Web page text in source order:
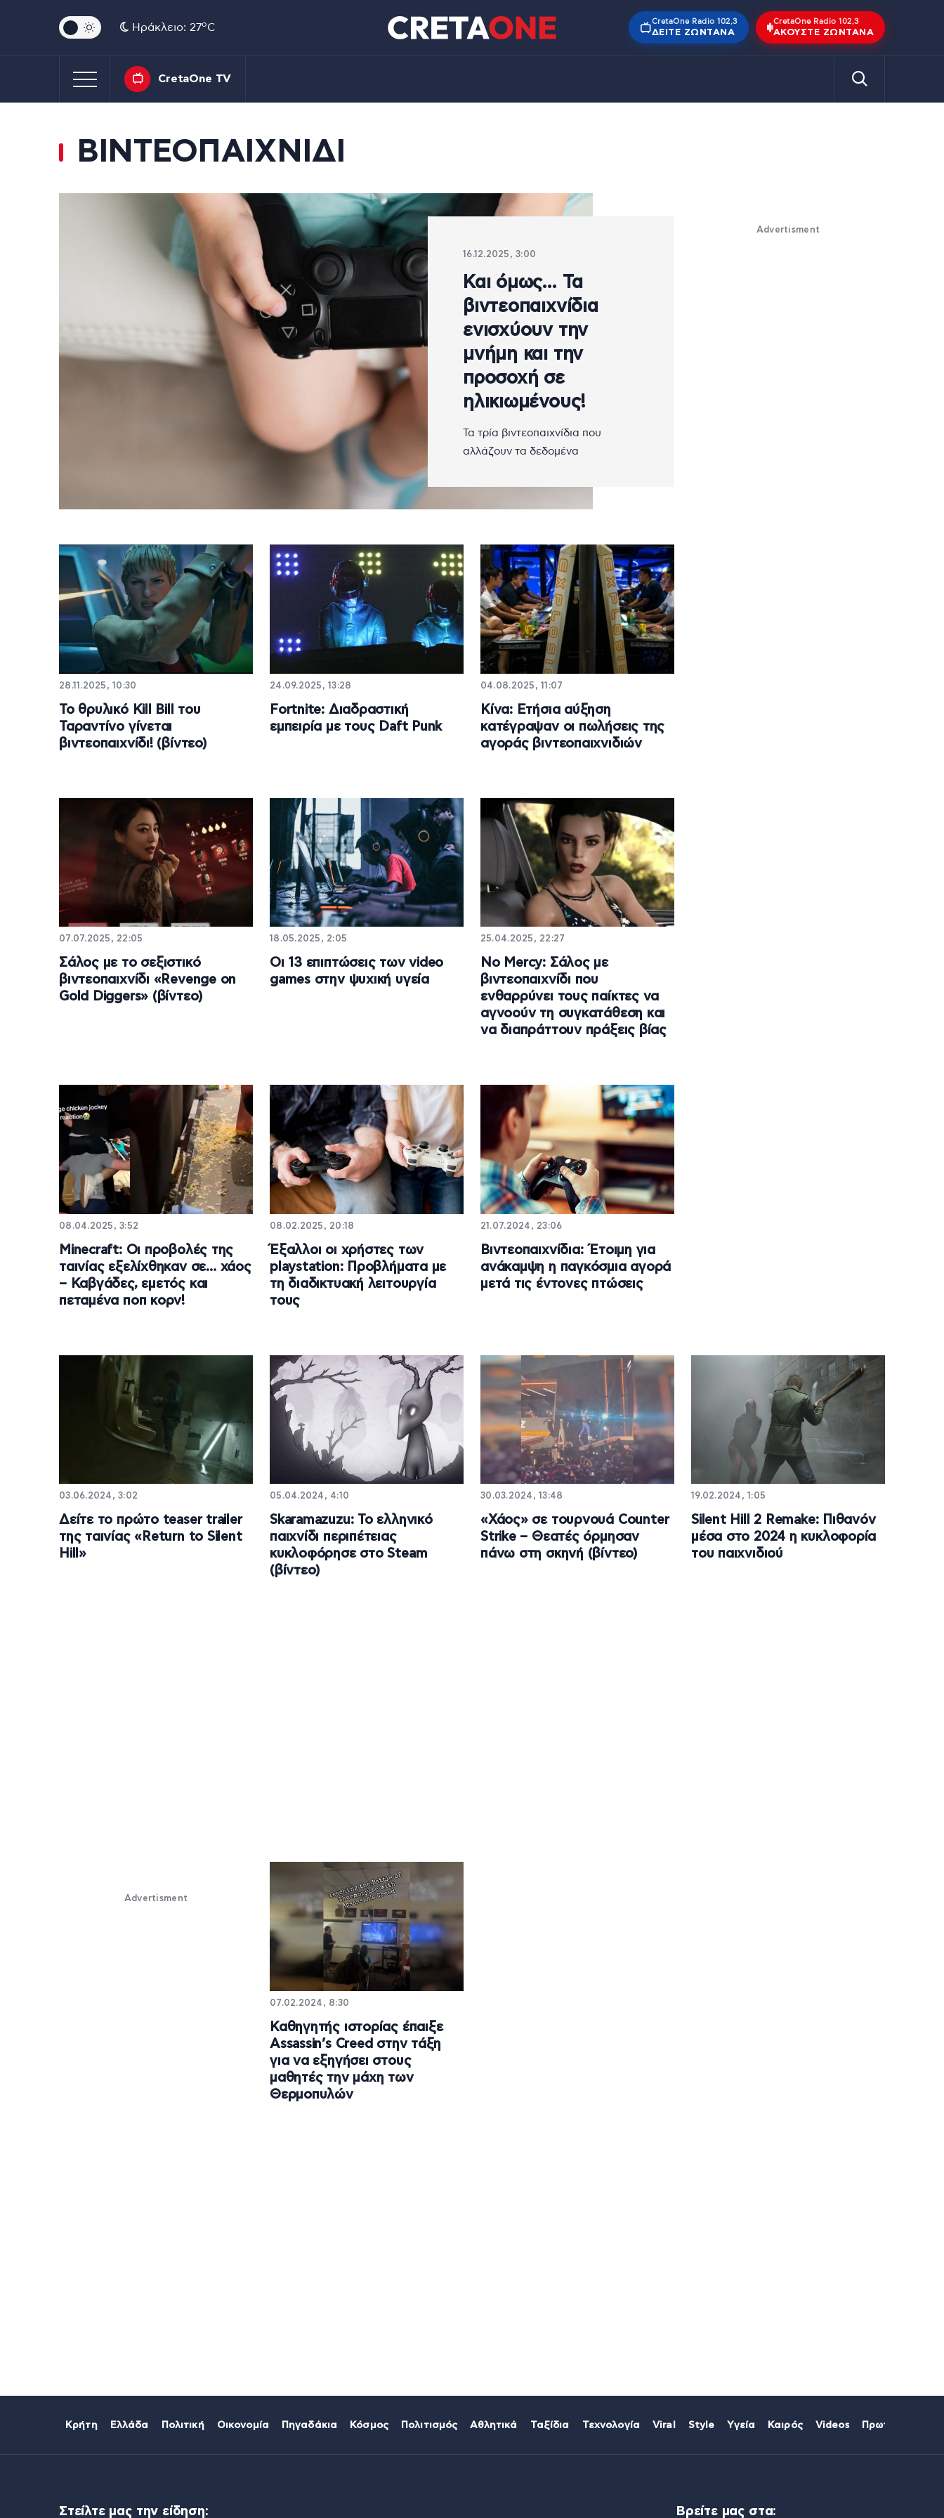
Ηράκλειο: 27oC
CretaOne Radio 102,3
ΔΕΊΤΕ ΖΩΝΤΑΝΆ
CretaOne Radio 102,3
ΑΚΟΎΣΤΕ ΖΩΝΤΑΝΆ
CretaOne TV
ΒΙΝΤΕΟΠΑΙΧΝΙΔΙ
16.12.2025, 3:00
Και όμως… Τα
βιντεοπαιχνίδια
ενισχύουν την
μνήμη και την
προσοχή σε
ηλικιωμένους!
Τα τρία βιντεοπαιχνίδια που
αλλάζουν τα δεδομένα
28.11.2025, 10:30
Το θρυλικό Kill Bill του
Ταραντίνο γίνεται
βιντεοπαιχνίδι! (βίντεο)
24.09.2025, 13:28
Fortnite: Διαδραστική
εμπειρία με τους Daft Punk
04.08.2025, 11:07
Κίνα: Ετήσια αύξηση
κατέγραψαν οι πωλήσεις της
αγοράς βιντεοπαιχνιδιών
07.07.2025, 22:05
Σάλος με το σεξιστικό
βιντεοπαιχνίδι «Revenge on
Gold Diggers» (βίντεο)
18.05.2025, 2:05
Οι 13 επιπτώσεις των video
games στην ψυχική υγεία
25.04.2025, 22:27
No Mercy: Σάλος με
βιντεοπαιχνίδι που
ενθαρρύνει τους παίκτες να
αγνοούν τη συγκατάθεση και
να διαπράττουν πράξεις βίας
08.04.2025, 3:52
Minecraft: Οι προβολές της
ταινίας εξελίχθηκαν σε… χάος
– Καβγάδες, εμετός και
πεταμένα ποπ κορν!
08.02.2025, 20:18
Έξαλλοι οι χρήστες των
playstation: Προβλήματα με
τη διαδικτυακή λειτουργία
τους
21.07.2024, 23:06
Βιντεοπαιχνίδια: Έτοιμη για
ανάκαμψη η παγκόσμια αγορά
μετά τις έντονες πτώσεις
Advertisment
03.06.2024, 3:02
Δείτε το πρώτο teaser trailer
της ταινίας «Return to Silent
Hill»
05.04.2024, 4:10
Skaramazuzu: Το ελληνικό
παιχνίδι περιπέτειας
κυκλοφόρησε στο Steam
(βίντεο)
30.03.2024, 13:48
«Χάος» σε τουρνουά Counter
Strike – Θεατές όρμησαν
πάνω στη σκηνή (βίντεο)
19.02.2024, 1:05
Silent Hill 2 Remake: Πιθανόν
μέσα στο 2024 η κυκλοφορία
του παιχνιδιού
Advertisment
07.02.2024, 8:30
Καθηγητής ιστορίας έπαιξε
Assassin’s Creed στην τάξη
για να εξηγήσει στους
μαθητές την μάχη των
Θερμοπυλών
Κρήτη Ελλάδα Πολιτική Οικονομία Πηγαδάκια Κόσμος Πολιτισμός Αθλητικά Ταξίδια Τεχνολογία Viral Style Υγεία Καιρός Videos Πρωτοσέλιδα
Στείλτε μας την είδηση: Βρείτε μας στα: